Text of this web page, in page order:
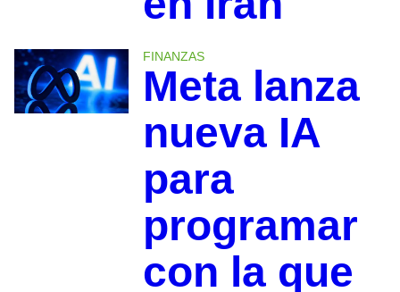
FINANZAS
Meta lanza
nueva IA
para
programar
con la que